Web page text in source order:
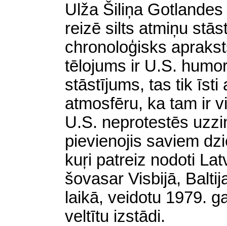
Ulža Šiliņa
reizē silts atmiņu
chronoloģisks
tēlojums ir U.S.
stāstījums, tas tik īsti
atmosfēru, ka tam ir
U.S. neprotestēs
pievienojis saviem
kuŗi patreiz nodoti
šovasar Visbijā,
laikā, veidotu 1979.
veltītu izstādi.